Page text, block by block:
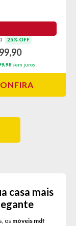
25% OFF
sem juros
casa mais
os móveis mdf